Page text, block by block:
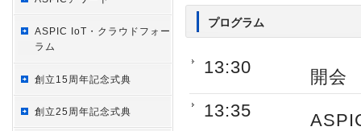
ASPIC IoT・クラウドフォー
ラム
創立15周年記念式典
創立25周年記念式典
プログラム
13:30
開会
13:35